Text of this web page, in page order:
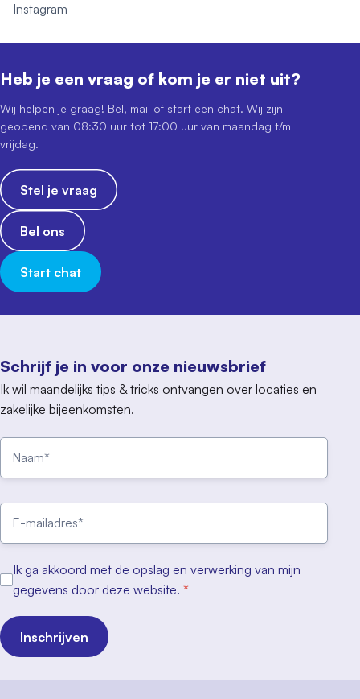
Instagram
Schrijf je in voor onze nieuwsbrief
Ik wil maandelijks tips & tricks ontvangen over locaties en
zakelijke bijeenkomsten.
Ik ga akkoord met de opslag en verwerking van mijn
gegevens door deze website. *
Inschrijven
Heb je een vraag of kom je er niet uit?
Wij helpen je graag! Bel, mail of start een chat. Wij zijn
geopend van 08:30 uur tot 17:00 uur van maandag t/m
vrijdag.
Stel je vraag
Bel ons
Start chat